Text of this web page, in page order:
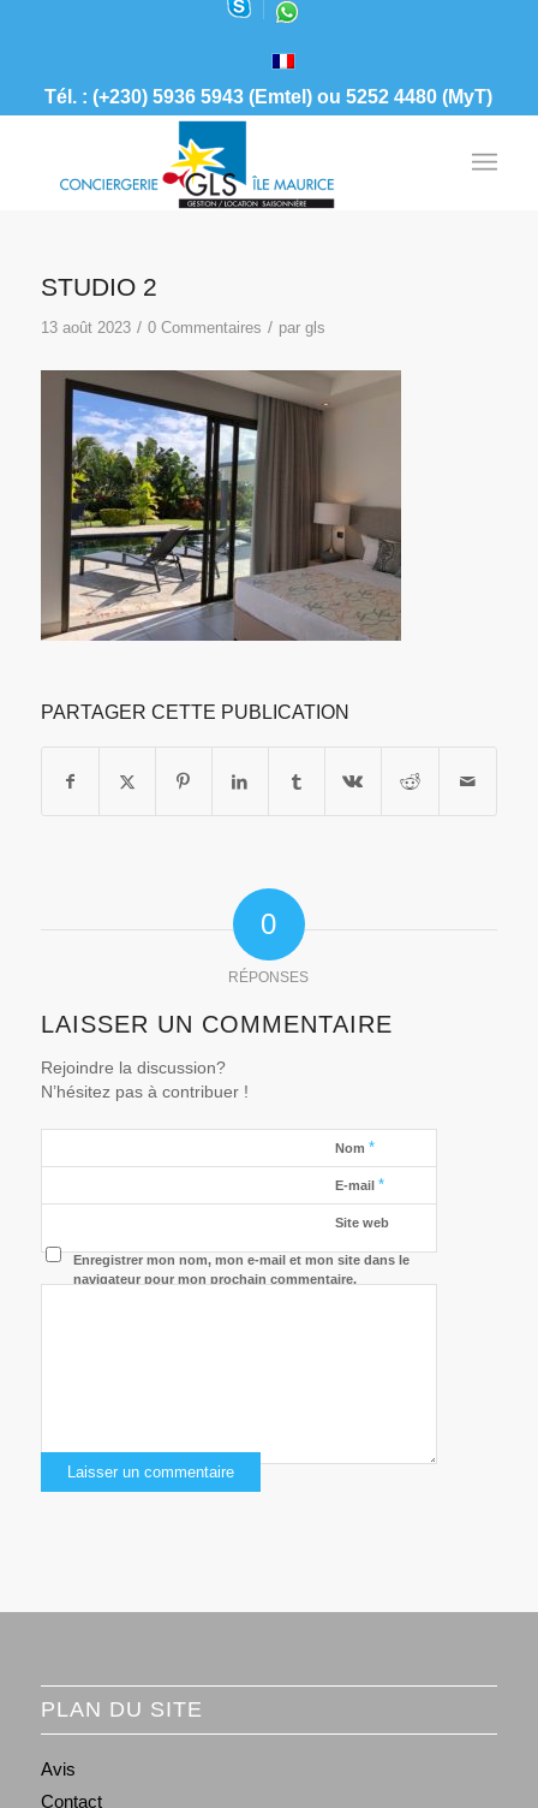
Tél. : (+230) 5936 5943 (Emtel) ou 5252 4480 (MyT)
STUDIO 2
13 août 2023 / 0 Commentaires / par gls
PARTAGER CETTE PUBLICATION
0
RÉPONSES
LAISSER UN COMMENTAIRE
Rejoindre la discussion?
N’hésitez pas à contribuer !
Nom *
E-mail *
Site web
Enregistrer mon nom, mon e-mail et mon site dans le
navigateur pour mon prochain commentaire.
PLAN DU SITE
Avis
Contact